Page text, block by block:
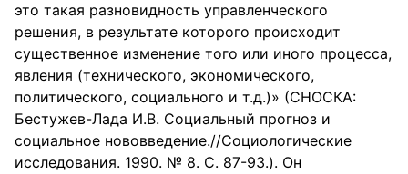
это такая разновидность управленческого
решения, в результате которого происходит
существенное изменение того или иного процесса,
явления (технического, экономического,
политического, социального и т.д.)» (СНОСКА:
Бестужев-Лада И.В. Социальный прогноз и
социальное нововведение.//Социологические
исследования. 1990. № 8. С. 87-93.). Он